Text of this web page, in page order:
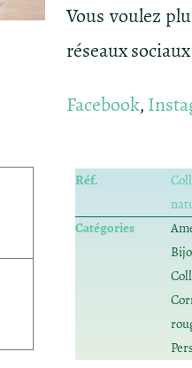
Vous voulez
réseaux sociaux
Facebook,
Réf.
Catégories